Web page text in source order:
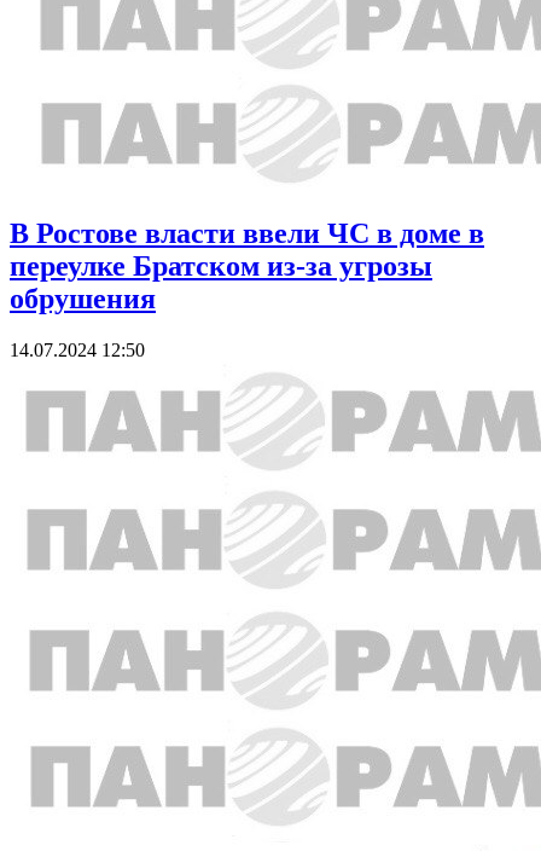
В Ростове власти ввели ЧС в доме в
переулке Братском из-за угрозы
обрушения
14.07.2024 12:50